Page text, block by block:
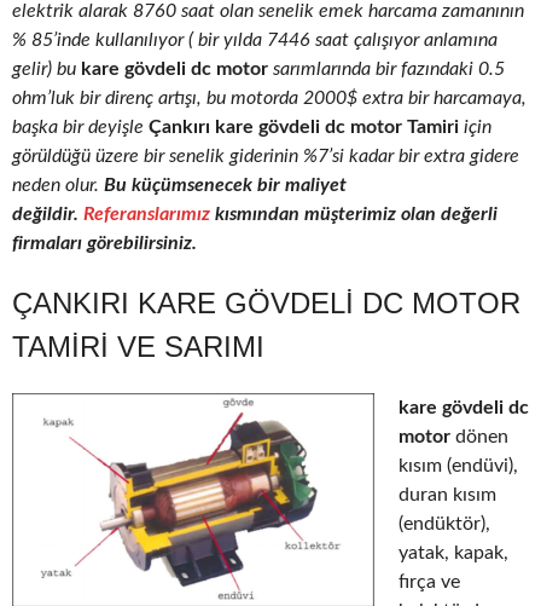
elektrik alarak 8760 saat olan senelik emek harcama zamanının
% 85’inde kullanılıyor ( bir yılda 7446 saat çalışıyor anlamına
gelir) bu kare gövdeli dc motor sarımlarında bir fazındaki 0.5
ohm’luk bir direnç artışı, bu motorda 2000$ extra bir harcamaya,
başka bir deyişle Çankırı kare gövdeli dc motor Tamiri için
görüldüğü üzere bir senelik giderinin %7’si kadar bir extra gidere
neden olur. Bu küçümsenecek bir maliyet
değildir. Referanslarımız kısmından müşterimiz olan değerli
firmaları görebilirsiniz.
ÇANKIRI KARE GÖVDELI DC MOTOR
TAMIRI VE SARIMI
kare gövdeli dc
motor dönen
kısım (endüvi),
duran kısım
(endüktör),
yatak, kapak,
fırça ve